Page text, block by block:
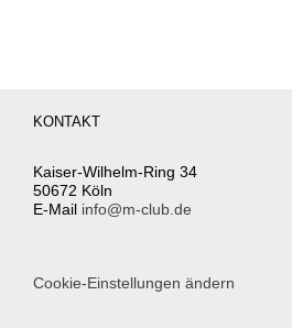
KONTAKT
Kaiser-Wilhelm-Ring 34
50672 Köln
E-Mail info@m-club.de
Cookie-Einstellungen ändern